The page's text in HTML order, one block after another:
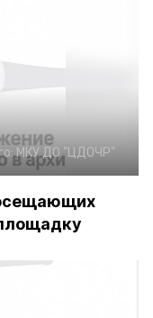
МКУ ДО "ЦДОЧР"